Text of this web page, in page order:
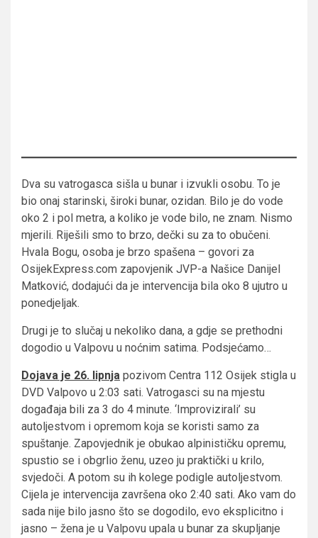
Dva su vatrogasca sišla u bunar i izvukli osobu. To je
bio onaj starinski, široki bunar, ozidan. Bilo je do vode
oko 2 i pol metra, a koliko je vode bilo, ne znam. Nismo
mjerili. Riješili smo to brzo, dečki su za to obučeni.
Hvala Bogu, osoba je brzo spašena – govori za
OsijekExpress.com zapovjenik JVP-a Našice Danijel
Matković, dodajući da je intervencija bila oko 8 ujutro u
ponedjeljak.
Drugi je to slučaj u nekoliko dana, a gdje se prethodni
dogodio u Valpovu u noćnim satima. Podsjećamo…
Dojava je 26. lipnja pozivom Centra 112 Osijek stigla u
DVD Valpovo u 2:03 sati. Vatrogasci su na mjestu
događaja bili za 3 do 4 minute. ‘Improvizirali’ su
autoljestvom i opremom koja se koristi samo za
spuštanje. Zapovjednik je obukao alpinističku opremu,
spustio se i obgrlio ženu, uzeo ju praktički u krilo,
svjedoči. A potom su ih kolege podigle autoljestvom.
Cijela je intervencija završena oko 2:40 sati. Ako vam do
sada nije bilo jasno što se dogodilo, evo eksplicitno i
jasno – žena je u Valpovu upala u bunar za skupljanje